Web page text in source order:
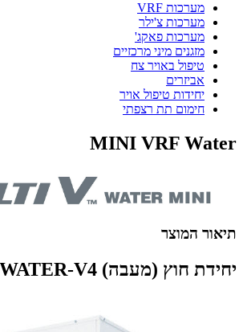
מערכות VRF
מערכות צ'ילר
מערכות פאקג'
מזגנים מיני מרכזיים
טיפול באויר צח
אביזרים
יחידות טיפול אויר
חימום תת רצפתי
MINI VRF Water
תיאור המוצר
יחידת חוץ (מעבה) MINI-VRF-WATER-V4